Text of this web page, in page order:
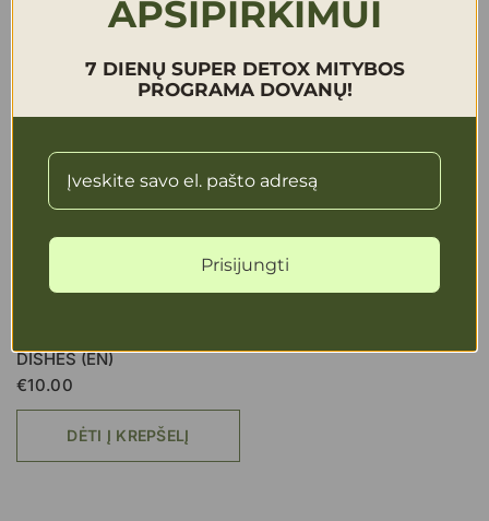
DĖTI Į KREPŠELĮ DĖTI Į KREPŠELĮ
DISHES (EN)
€10.00
DĖTI Į KREPŠELĮ
APSIPIRKIMUI
7 DIENŲ SUPER DETOX MITYBOS
PROGRAMA DOVANŲ!
Prisijungti